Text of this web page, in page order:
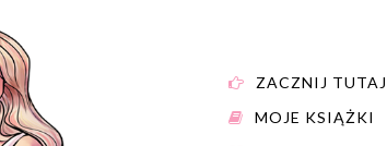
ZACZNIJ TUTAJ
MOJE KSIĄŻKI